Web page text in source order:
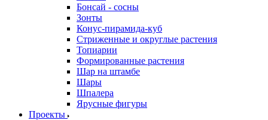
Бонсай - сосны
Зонты
Конус-пирамида-куб
Стриженные и округлые растения
Топиарии
Формированные растения
Шар на штамбе
Шары
Шпалера
Ярусные фигуры
Проекты